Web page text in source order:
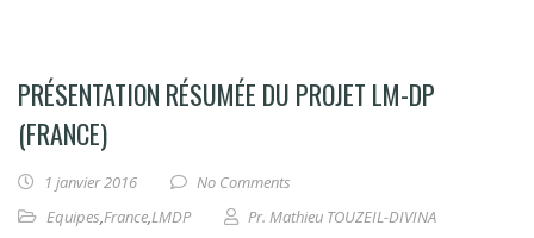
PRÉSENTATION RÉSUMÉE DU PROJET LM-DP
(FRANCE)
1 janvier 2016
No Comments
Equipes,France,LMDP Pr. Mathieu TOUZEIL-DIVINA